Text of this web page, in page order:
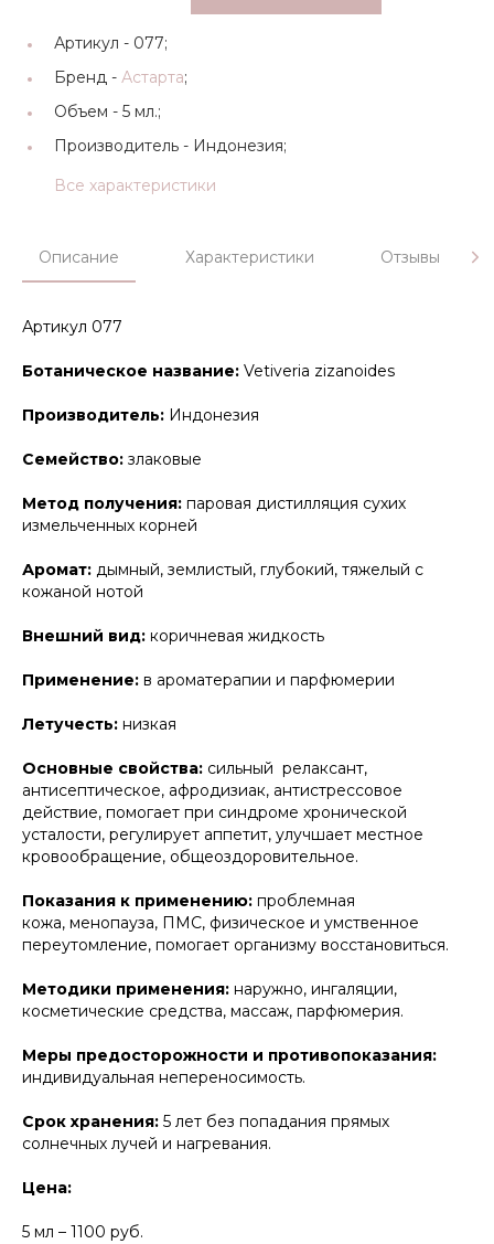
Артикул - 077;
Бренд - Астарта;
Объем - 5 мл.;
Производитель - Индонезия;
Все характеристики
Описание Характеристики Отзывы
Артикул 077
Ботаническое название: Vetiveria zizanoides
Производитель: Индонезия
Семейство: злаковые
Метод получения: паровая дистилляция сухих
измельченных корней
Аромат: дымный, землистый, глубокий, тяжелый с
кожаной нотой
Внешний вид: коричневая жидкость
Применение: в ароматерапии и парфюмерии
Летучесть: низкая
Основные свойства: сильный релаксант,
антисептическое, афродизиак, антистрессовое
действие, помогает при синдроме хронической
усталости, регулирует аппетит, улучшает местное
кровообращение, общеоздоровительное.
Показания к применению: проблемная
кожа, менопауза, ПМС, физическое и умственное
переутомление, помогает организму восстановиться.
Методики применения: наружно, ингаляции,
косметические средства, массаж, парфюмерия.
Меры предосторожности и противопоказания:
индивидуальная непереносимость.
Срок хранения: 5 лет без попадания прямых
солнечных лучей и нагревания.
Цена:
5 мл – 1100 руб.